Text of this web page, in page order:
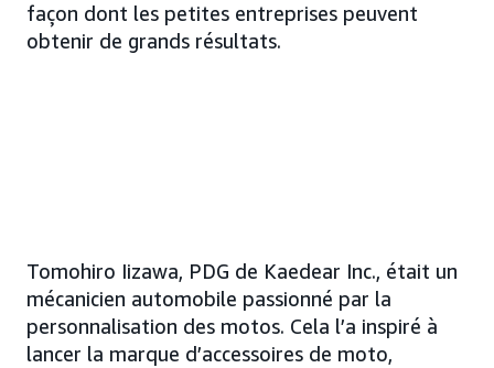
façon dont les petites entreprises peuvent
obtenir de grands résultats.
Tomohiro Iizawa, PDG de Kaedear Inc., était un
mécanicien automobile passionné par la
personnalisation des motos. Cela l’a inspiré à
lancer la marque d’accessoires de moto,